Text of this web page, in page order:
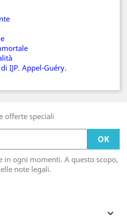
IJP. Appel-Guéry.
offerte speciali
in ogni momenti. A questo scopo,
note legali.
